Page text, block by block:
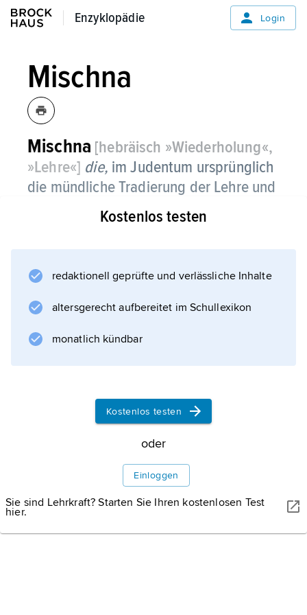
Enzyklopädie
Enzyklopädie Login
Mischna
Mischna [hebräisch »Wiederholung«,
»Lehre«] die, im Judentum ursprünglich
die mündliche Tradierung der Lehre und
ihre Einprägung durch ständige
Wiederholung sowie die einzelnen
schriftlich fixierte Zusammenfassung des
(mündlich) überlieferten
Traditionsstoffes.
Inhaltlich handelt es sich um (v. a. gesetzliche)
Informationen zum Artikel
Kostenlos testen
redaktionell geprüfte und verlässliche Inhalte
altersgerecht aufbereitet im Schullexikon
monatlich kündbar
Kostenlos testen
oder
Einloggen
Sie sind Lehrkraft? Starten Sie Ihren kostenlosen Test
hier.